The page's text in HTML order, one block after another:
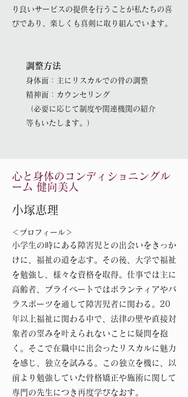
り良いサービスの提供を行うことが私たちの喜
びであり、楽しくも真剣に取り組んでいます。
調整方法
身体面：主にリスカルでの骨の調整
精神面：カウンセリング
（必要に応じて制度や関連機関の紹介
等もいたします。）
心と身体のコンディショニングル
ーム 健向美人
小塚恵理
＜プロフィール＞
小学生の時にある障害児との出会いをきっか
けに、福祉の道を志す。その後、大学で福祉
を勉強し、様々な資格を取得。仕事では主に
高齢者、プライベートではボランティアやパ
ラスポーツを通して障害児者に関わる。20
年以上福祉に関わる中で、法律の壁や直接対
象者の望みを叶えられないことに疑問を抱
く。そこで在職中に出会ったリスカルに魅力
を感じ、独立を試みる。この独立を機に、以
前より勉強していた骨格矯正や施術に関して
専門の先生につき再度学びなおす。